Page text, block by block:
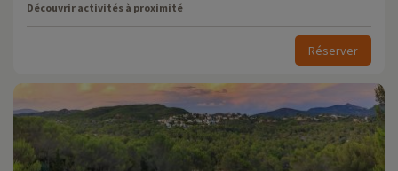
Découvrir activités à proximité
Réserver